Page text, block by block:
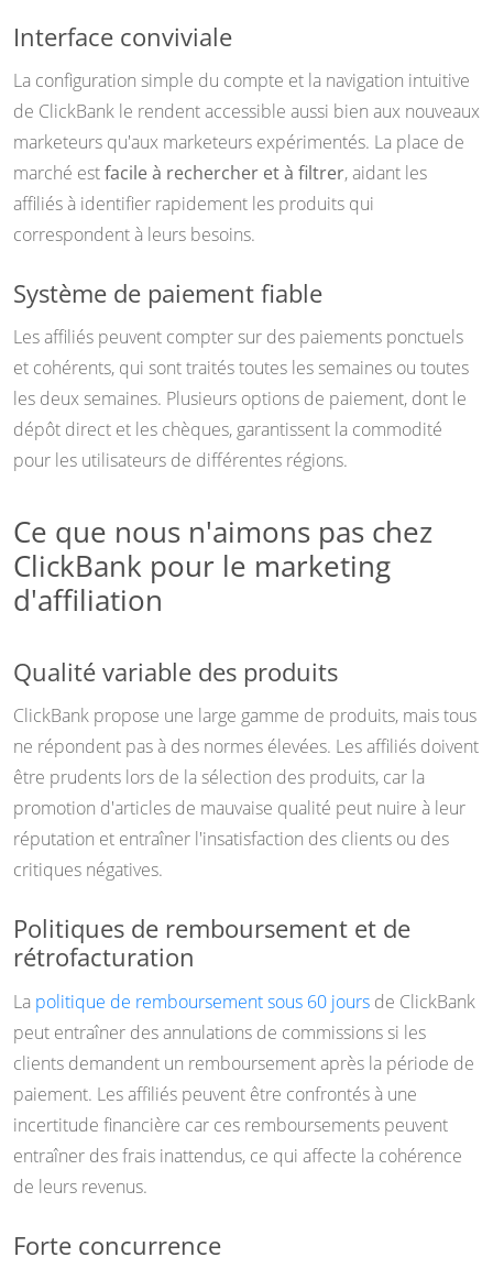
Interface conviviale
La configuration simple du compte et la navigation intuitive
de ClickBank le rendent accessible aussi bien aux nouveaux
marketeurs qu'aux marketeurs expérimentés. La place de
marché estfacile à rechercher et à filtrer, aidant les
affiliés à identifier rapidement les produits qui
correspondent à leurs besoins.
Système de paiement fiable
Les affiliés peuvent compter sur des paiements ponctuels
et cohérents, qui sont traités toutes les semaines ou toutes
les deux semaines. Plusieurs options de paiement, dont le
dépôt direct et les chèques, garantissent la commodité
pour les utilisateurs de différentes régions.
Ce que nous n'aimons pas chez
ClickBank pour le marketing
d'affiliation
Qualité variable des produits
ClickBank propose une large gamme de produits, mais tous
ne répondent pas à des normes élevées. Les affiliés doivent
être prudents lors de la sélection des produits, car la
promotion d'articles de mauvaise qualité peut nuire à leur
réputation et entraîner l'insatisfaction des clients ou des
critiques négatives.
Politiques de remboursement et de
rétrofacturation
La politique de remboursement sous 60 jours de ClickBank
peut entraîner des annulations de commissions si les
clients demandent un remboursement après la période de
paiement. Les affiliés peuvent être confrontés à une
incertitude financière car ces remboursements peuvent
entraîner des frais inattendus, ce qui affecte la cohérence
de leurs revenus.
Forte concurrence